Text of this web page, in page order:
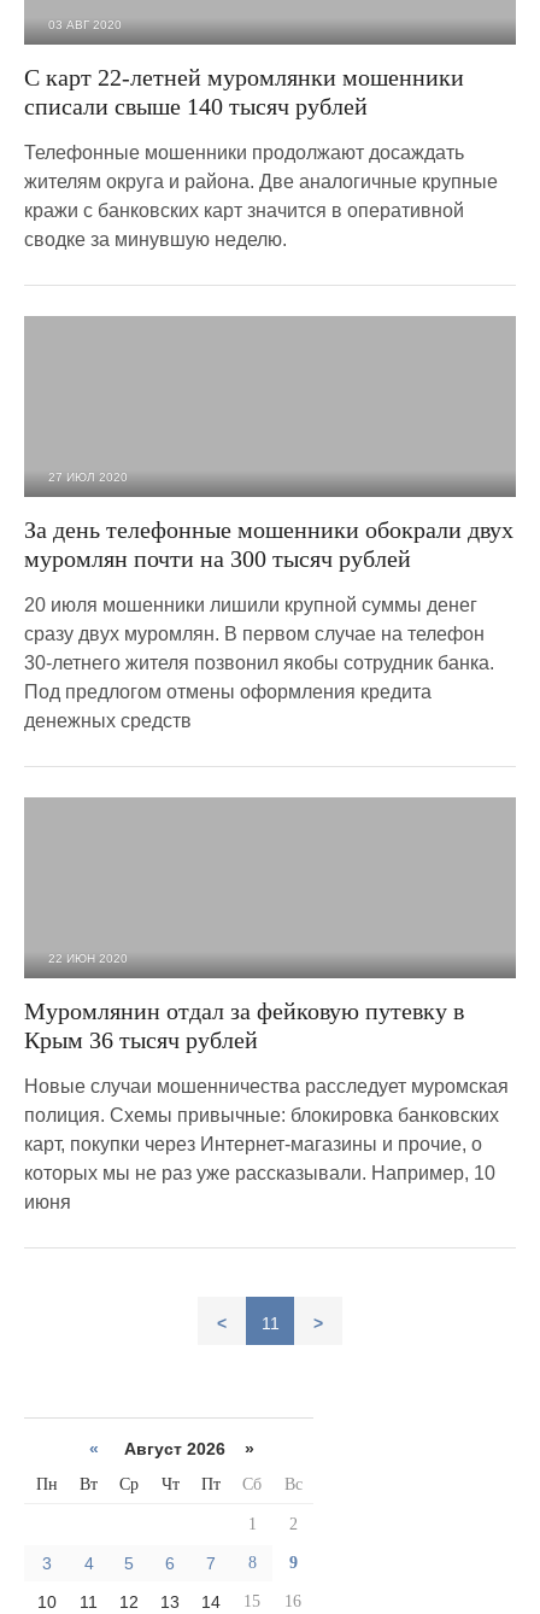
03 АВГ 2020
С карт 22-летней муромлянки мошенники
списали свыше 140 тысяч рублей
Телефонные мошенники продолжают досаждать
жителям округа и района. Две аналогичные крупные
кражи с банковских карт значится в оперативной
сводке за минувшую неделю.
27 ИЮЛ 2020
За день телефонные мошенники обокрали двух
муромлян почти на 300 тысяч рублей
20 июля мошенники лишили крупной суммы денег
сразу двух муромлян. В первом случае на телефон
30-летнего жителя позвонил якобы сотрудник банка.
Под предлогом отмены оформления кредита
денежных средств
22 ИЮН 2020
Муромлянин отдал за фейковую путевку в
Крым 36 тысяч рублей
Новые случаи мошенничества расследует муромская
полиция. Схемы привычные: блокировка банковских
карт, покупки через Интернет-магазины и прочие, о
которых мы не раз уже рассказывали. Например, 10
июня
< 11 >
« Август 2026 »
Пн Вт Ср Чт Пт Сб Вс
1 2
3 4 5 6 7 8 9
10 11 12 13 14 15 16